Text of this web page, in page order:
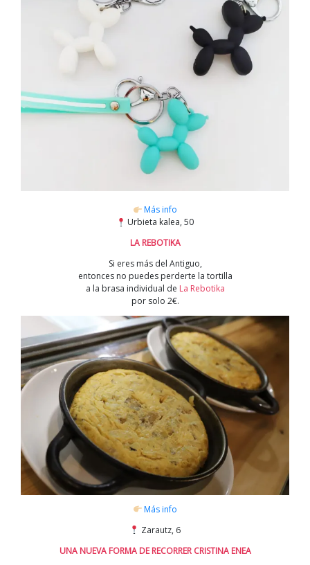
Más info
Urbieta kalea, 50
LA REBOTIKA
Si eres más del Antiguo,
entonces no puedes perderte la tortilla
a la brasa individual de La Rebotika
por solo 2€.
Más info
Zarautz, 6
UNA NUEVA FORMA DE RECORRER CRISTINA ENEA